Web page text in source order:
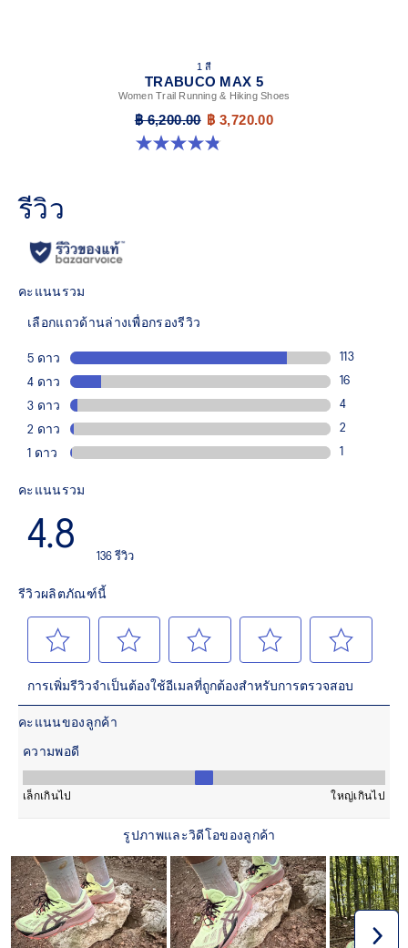
1 สี
TRABUCO MAX 5
Women Trail Running & Hiking Shoes
฿ 6,200.00 ฿ 3,720.00
4.8 จาก 5 ดาว 48 รีวิว